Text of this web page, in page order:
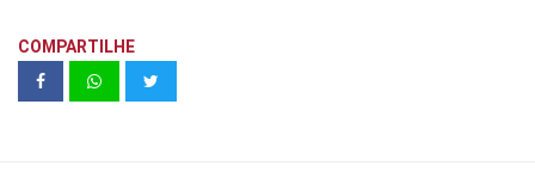
COMPARTILHE
Villa São Francisco | Abiatar